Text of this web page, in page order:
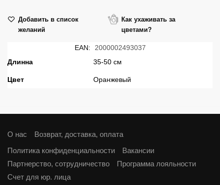
Добавить в список
желаний
Как ухаживать за
цветами?
EAN:
2000002493037
Длинна
35-50 см
Цвет Оранжевый
О нас
Возврат, доставка, оплата
Политика конфиденциальности
Вакансии
Партнерство, сотрудничество
Программа лояльности
Cчет для юр. лица